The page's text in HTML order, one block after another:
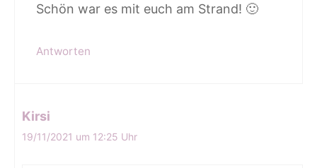
Schön war es mit euch am Strand! 🙂
Antworten
Kirsi
19/11/2021 um 12:25 Uhr